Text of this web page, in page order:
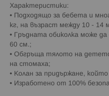
Характеристики:
• Подходящо за бебета и
кг, на възраст между 10 - 14
• Гръдната обиколка може
60 см.;
• Обгръща тялото на
на стомаха;
• Колан за придържане,
• Изработено от 100%